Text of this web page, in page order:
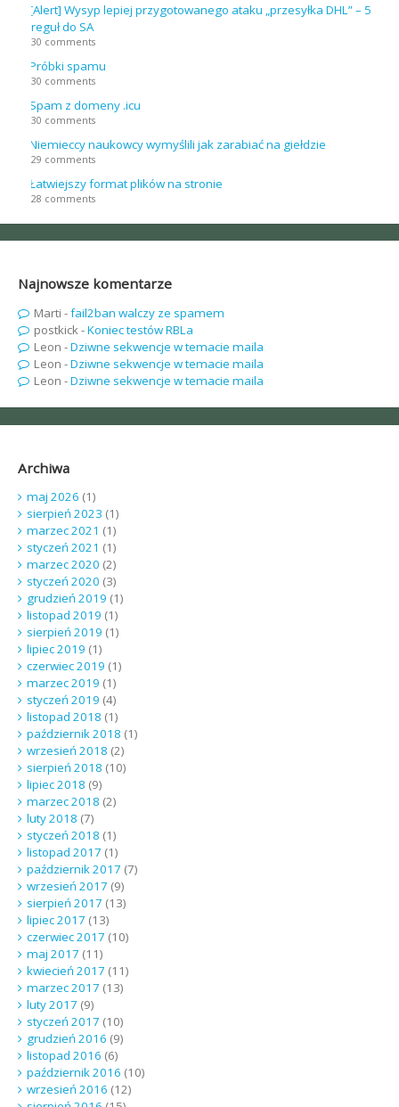
[Alert] Wysyp lepiej przygotowanego ataku „przesyłka DHL” – 5
reguł do SA
30 comments
Próbki spamu
30 comments
Spam z domeny .icu
30 comments
Niemieccy naukowcy wymyślili jak zarabiać na giełdzie
29 comments
Łatwiejszy format plików na stronie
28 comments
Najnowsze komentarze
Marti -fail2ban walczy ze spamem
postkick-Koniec testów RBLa
Leon -Dziwne sekwencje w temacie maila
Leon -Dziwne sekwencje w temacie maila
Leon -Dziwne sekwencje w temacie maila
Archiwa
maj 2026 (1)
sierpień 2023 (1)
marzec 2021 (1)
styczeń 2021 (1)
marzec 2020 (2)
styczeń 2020 (3)
grudzień 2019 (1)
listopad 2019 (1)
sierpień 2019 (1)
lipiec 2019 (1)
czerwiec 2019 (1)
marzec 2019 (1)
styczeń 2019 (4)
listopad 2018 (1)
październik 2018 (1)
wrzesień 2018 (2)
sierpień 2018 (10)
lipiec 2018 (9)
marzec 2018 (2)
luty 2018 (7)
styczeń 2018 (1)
listopad 2017 (1)
październik 2017 (7)
wrzesień 2017 (9)
sierpień 2017 (13)
lipiec 2017 (13)
czerwiec 2017 (10)
maj 2017 (11)
kwiecień 2017 (11)
marzec 2017 (13)
luty 2017 (9)
styczeń 2017 (10)
grudzień 2016 (9)
listopad 2016 (6)
październik 2016 (10)
wrzesień 2016 (12)